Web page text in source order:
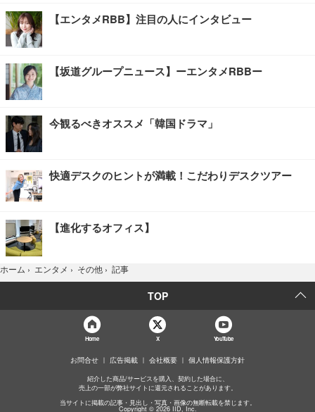
【エンタメRBB】注目の人にインタビュー
【坂道グループニュース】ーエンタメRBBー
今観るべきオススメ「韓国ドラマ」
快適デスクのヒントが満載！こだわりデスクツアー
【進化するオフィス】
ホーム › エンタメ › その他 › 記事
TOP
Home X YouTube
お問合せ 広告掲載 会社概要 個人情報保護方針
紹介した商品/サービスを購入、契約した場合に、
売上の一部が弊社サイトに還元されることがあります。
当サイトに掲載の記事・見出し・写真・画像の無断転載を禁じます。
Copyright © 2026 IID, Inc.